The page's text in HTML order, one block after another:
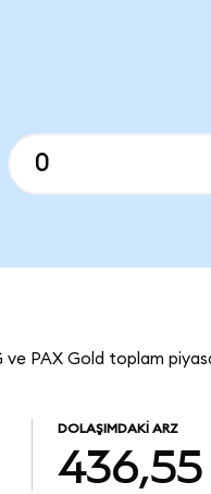
ve PAX Gold toplam
DOLAŞIMDAKI ARZ